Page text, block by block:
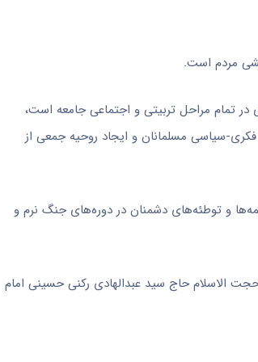
مردم است.
در تمام مراحل تربیتی و اجتماعی جامعه است،
سیاسی مسلمانان و ایجاد روحیه جمعی از
و توطئه‌های دشمنان در دوره‌های جنگ نرم و
حجت الاسلام حاج سید عبدالهادی رکنیحسینی امام